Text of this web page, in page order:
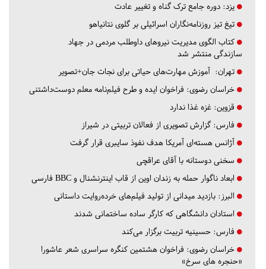
یزد: دوره جامع ترک گناه و تغییر عادت
تیغ تیز روزنامه‌نگاران اسرائیلی بر گلوی نتانیاهو
کتاب الگوی مدیریت نیروهای داوطلب مردمی در جهاد
سازندگی منتشر شد
تهران: آموزش مهارت‌های حیاتی برای نجات جان+تصویر
خراسان رضوی: فراخوان ایده و طرح فیلم‌نامه معلم دوست‌داشتنی
قزوین: غزه غذا ندارد
فارس: گزارش تصویری از فعالان تربیتی در شیراز
آژانس هسته‌ای آمریکا هدف نفوذ سایبری قرار گرفت
سخنی دوستانه با آقای عراقچی
ابعاد ناگوار حمله به زندان اوین از قاب اینترنشنال و BBC فارسی
البرز: بازدید میدانی از تولید فیلم‌های خرده‌روایت داستانی
استادان دانشگاهی که کارگر ساده ساختمانی شدند
فارس: حسینیه تربیت برگزار می‌کند
خراسان رضوی: فراخوان هشتمین کنگره سراسری شعر عاشورا
«حنجره های سرخ»